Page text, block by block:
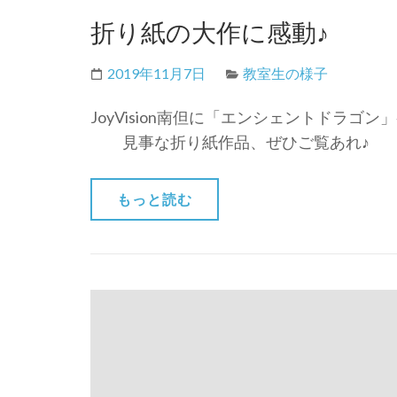
折り紙の大作に感動♪
2019年11月7日 教室生の様子
JoyVision南但に「エンシェントドラゴン
見事な折り紙作品、ぜひご覧あれ♪
もっと読む